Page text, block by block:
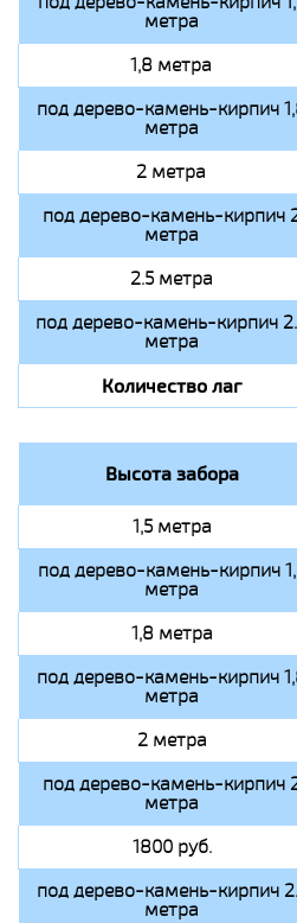
метра
1,8 метра
под дерево-камень-кирпич
метра
2 метра
под дерево-камень-кирпич
метра
2.5 метра
под дерево-камень-кирпич
метра
Количество лаг
Высота забора
1,5 метра
под дерево-камень-кирпич
метра
1,8 метра
под дерево-камень-кирпич
метра
2 метра
под дерево-камень-кирпич
метра
1800 руб.
под дерево-камень-кирпич
метра